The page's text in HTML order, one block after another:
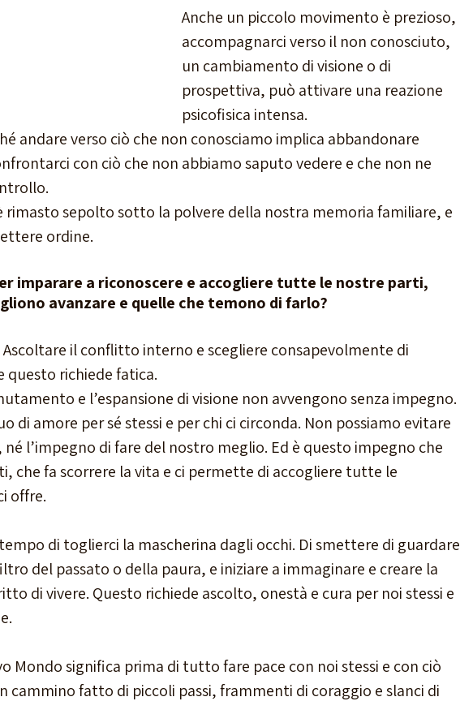
Anche un piccolo movimento è prezioso,
accompagnarci verso il non conosciuto,
un cambiamento di visione o di
prospettiva, può attivare una reazione
psicofisica intensa.
andare verso ciò che non conosciamo implica abbandonare
con ciò che non abbiamo saputo vedere e che non ne
rimasto sepolto sotto la polvere della nostra memoria familiare, e
ordine.
imparare a riconoscere e accogliere tutte le nostre parti,
avanzare e quelle che temono di farlo?
Ascoltare il conflitto interno e scegliere consapevolmente di
questo richiede fatica.
e l’espansione di visione non avvengono senza impegno.
di amore per sé stessi e per chi ci circonda. Non possiamo evitare
l’impegno di fare del nostro meglio. Ed è questo impegno che
che fa scorrere la vita e ci permette di accogliere tutte le
offre.
di toglierci la mascherina dagli occhi. Di smettere di guardare
del passato o della paura, e iniziare a immaginare e creare la
di vivere. Questo richiede ascolto, onestà e cura per noi stessi e
Mondo significa prima di tutto fare pace con noi stessi e con ciò
cammino fatto di piccoli passi, frammenti di coraggio e slanci di